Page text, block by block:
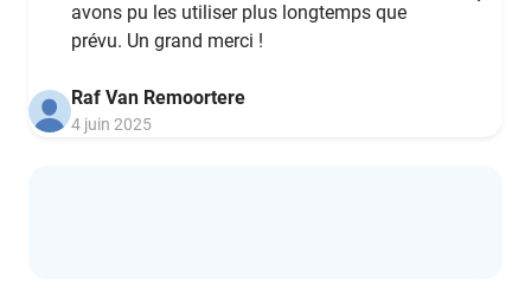
avons pu les utiliser plus longtemps que
prévu. Un grand merci !
Raf Van Remoortere
4 juin 2025